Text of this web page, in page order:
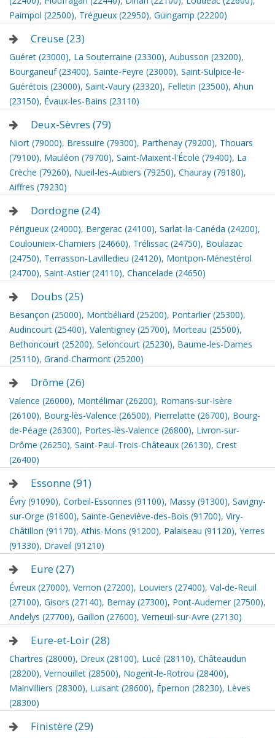
Paimpol (22500), Trégueux (22950), Guingamp (22200)
Creuse (23)
Guéret (23000), La Souterraine (23300), Aubusson (23200),
Bourganeuf (23400), Sainte-Feyre (23000), Saint-Sulpice-le-
Guérétois (23000), Saint-Vaury (23320), Felletin (23500), Ahun
(23150), Évaux-les-Bains (23110)
Deux-Sèvres (79)
Niort (79000), Bressuire (79300), Parthenay (79200), Thouars
(79100), Mauléon (79700), Saint-Maixent-l'École (79400), La
Crèche (79260), Nueil-les-Aubiers (79250), Chauray (79180),
Aiffres (79230)
Dordogne (24)
Périgueux (24000), Bergerac (24100), Sarlat-la-Canéda (24200),
Coulounieix-Chamiers (24660), Trélissac (24750), Boulazac
(24750), Terrasson-Lavilledieu (24120), Montpon-Ménestérol
(24700), Saint-Astier (24110), Chancelade (24650)
Doubs (25)
Besançon (25000), Montbéliard (25200), Pontarlier (25300),
Audincourt (25400), Valentigney (25700), Morteau (25500),
Bethoncourt (25200), Seloncourt (25230), Baume-les-Dames
(25110), Grand-Charmont (25200)
Drôme (26)
Valence (26000), Montélimar (26200), Romans-sur-Isère
(26100), Bourg-lès-Valence (26500), Pierrelatte (26700), Bourg-
de-Péage (26300), Portes-lès-Valence (26800), Livron-sur-
Drôme (26250), Saint-Paul-Trois-Châteaux (26130), Crest
(26400)
Essonne (91)
Évry (91090), Corbeil-Essonnes (91100), Massy (91300), Savigny-
sur-Orge (91600), Sainte-Geneviève-des-Bois (91700), Viry-
Châtillon (91170), Athis-Mons (91200), Palaiseau (91120), Yerres
(91330), Draveil (91210)
Eure (27)
Évreux (27000), Vernon (27200), Louviers (27400), Val-de-Reuil
(27100), Gisors (27140), Bernay (27300), Pont-Audemer (27500),
Andelys (27700), Gaillon (27600), Verneuil-sur-Avre (27130)
Eure-et-Loir (28)
Chartres (28000), Dreux (28100), Lucé (28110), Châteaudun
(28200), Vernouillet (28500), Nogent-le-Rotrou (28400),
Mainvilliers (28300), Luisant (28600), Épernon (28230), Lèves
(28300)
Finistère (29)